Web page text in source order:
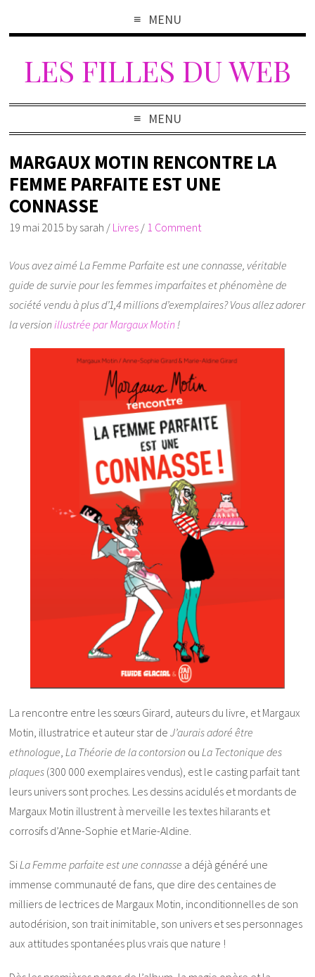
MENU
LES FILLES DU WEB
MENU
MARGAUX MOTIN RENCONTRE LA
FEMME PARFAITE EST UNE
CONNASSE
19 mai 2015 by sarah / Livres / 1 Comment
Vous avez aimé La Femme Parfaite est une connasse, véritable
guide de survie pour les femmes imparfaites et phénomène de
société vendu à plus d’1,4 millions d’exemplaires? Vous allez adorer
la versionillustrée par Margaux Motin!
La rencontre entre les sœurs Girard, auteurs du livre, et Margaux
Motin, illustratrice et auteur star deJ’aurais adoré être
ethnologue,La Théorie de la contorsion ouLa Tectonique des
plaques (300 000 exemplaires vendus), est le casting parfait tant
leurs univers sont proches. Les dessins acidulés et mordants de
Margaux Motin illustrent à merveille les textes hilarants et
corrosifs d’Anne-Sophie et Marie-Aldine.
SiLa Femme parfaite est une connasse a déjà généré une
immense communauté de fans, que dire des centaines de
milliers de lectrices de Margaux Motin, inconditionnelles de son
autodérision, son trait inimitable, son univers et ses personnages
aux attitudes spontanées plus vrais que nature !